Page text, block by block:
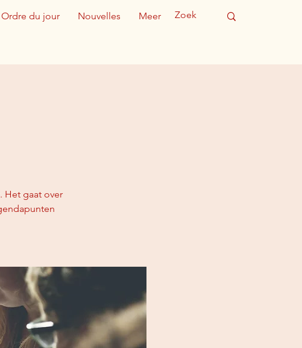
Ordre du jour Nouvelles Meer
Het gaat over